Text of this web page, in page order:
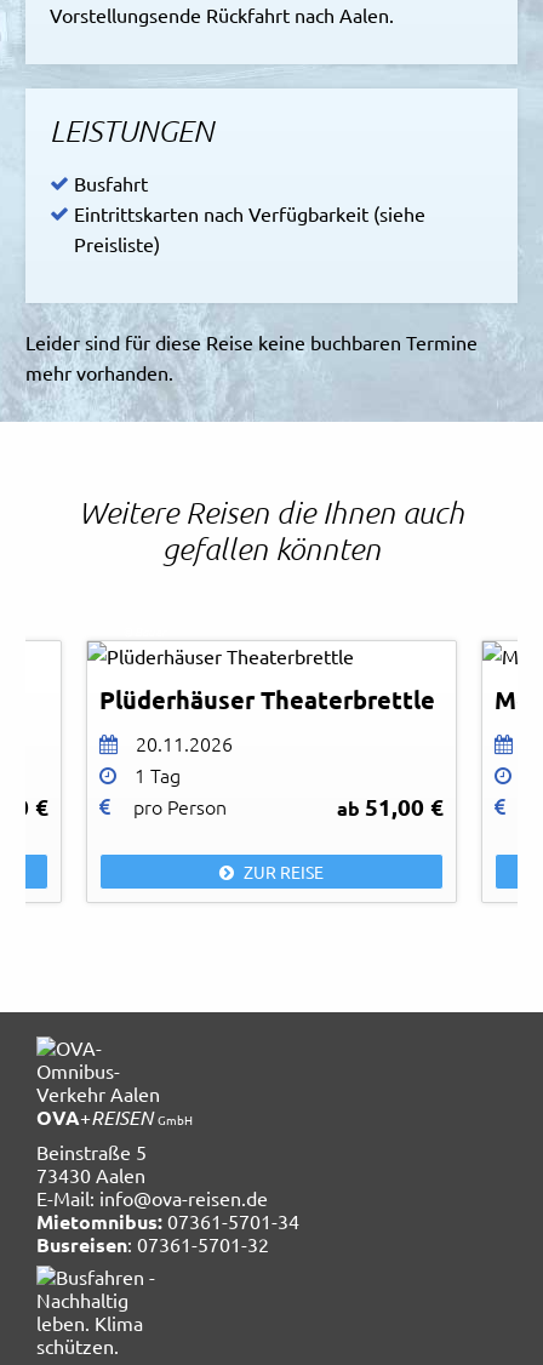
Vorstellungsende Rückfahrt nach Aalen.
LEISTUNGEN
Busfahrt
Eintrittskarten nach Verfügbarkeit (siehe
Preisliste)
Leider sind für diese Reise keine buchbaren Termine
mehr vorhanden.
Weitere Reisen die Ihnen auch
gefallen könnten
€
Plüderhäuser Theaterbrettle
20.11.2026
1 Tag
pro Person
ab 51,00 €
ZUR REISE
OVA+REISEN GmbH
Beinstraße 5
73430 Aalen
E-Mail: info@ova-reisen.de
Mietomnibus: 07361-5701-34
Busreisen: 07361-5701-32